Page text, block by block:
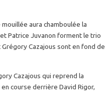
aura chamboulée la
Patrice Juvanon forment le trio
Cazajous sont en fond de
Cazajous qui reprend la
course derrière David Rigor,